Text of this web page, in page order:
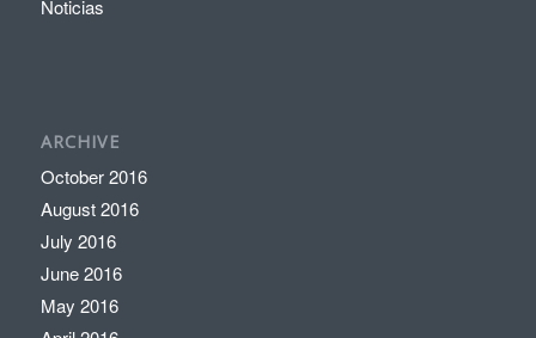
Noticias
ARCHIVE
October 2016
August 2016
July 2016
June 2016
May 2016